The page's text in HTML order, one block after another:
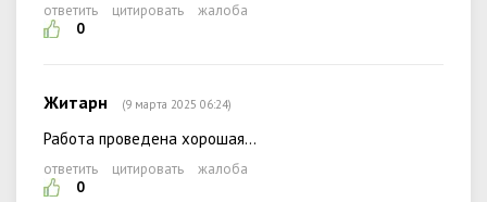
ответить цитировать
жалоба
0
Житарн (9 марта 2025 06:24)
Работа проведена хорошая…
ответить цитировать
жалоба
0